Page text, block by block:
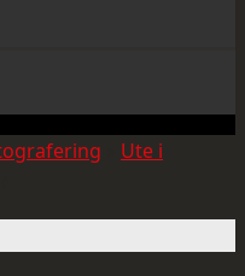
Ute i